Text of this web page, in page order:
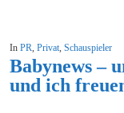
InPR,Privat,Schauspieler
Babynews –
und ich